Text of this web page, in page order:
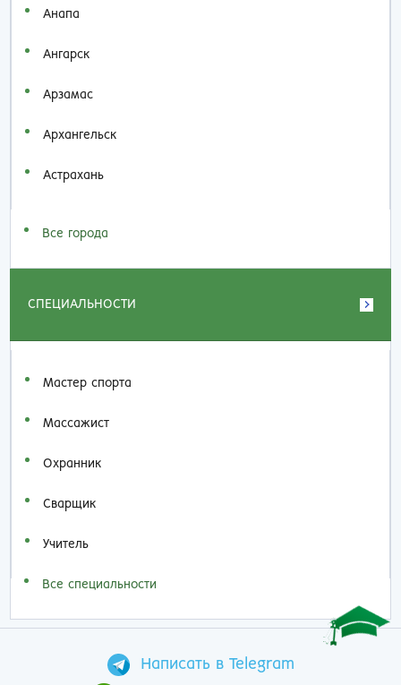
Анапа
Ангарск
Арзамас
Архангельск
Астрахань
Все города
СПЕЦИАЛЬНОСТИ
Мастер спорта
Массажист
Охранник
Сварщик
Учитель
Все специальности
Написать в Telegram